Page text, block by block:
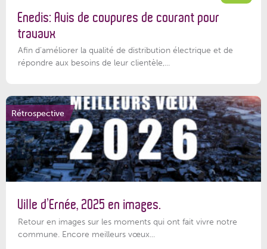
Enedis: Avis de coupures de courant pour
travaux
Afin d’améliorer la qualité de distribution électrique et de
répondre aux besoins de leur clientèle,...
Rétrospective
Ville d’Ernée, 2025 en images.
Retour en images sur les moments qui ont fait vivre notre
commune. Encore meilleurs vœux...